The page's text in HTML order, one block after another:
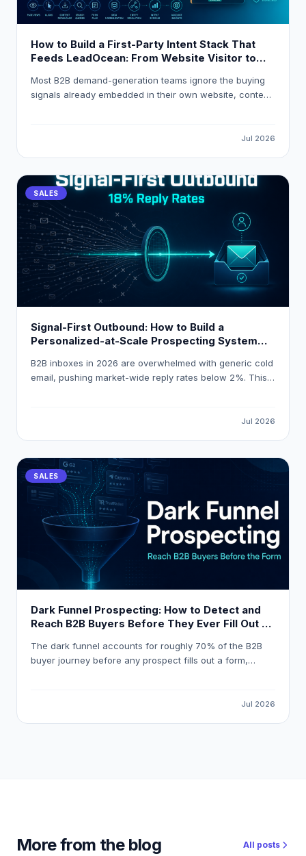
How to Build a First-Party Intent Stack That
Feeds LeadOcean: From Website Visitor to
Most B2B demand-generation teams ignore the buying
signals already embedded in their own website, content,
traffic into verified decision-maker contacts, applies
LeadOcean and Eaglet by PlusClouds.
Jul 2026
SALES
Signal-First Outbound: How to Build a
Personalized-at-Scale Prospecting System
B2B inboxes in 2026 are overwhelmed with generic cold
email, pushing market-wide reply rates below 2%. This
18% reply rates by triggering outreach on real buyingJul 2026
SALES
Dark Funnel Prospecting: How to Detect and
Reach B2B Buyers Before They Ever Fill Out a
The dark funnel accounts for roughly 70% of the B2B
buyer journey before any prospect fills out a form,
to detect reliable buying signals, avoid false-positiveJul 2026
More from the blog All posts